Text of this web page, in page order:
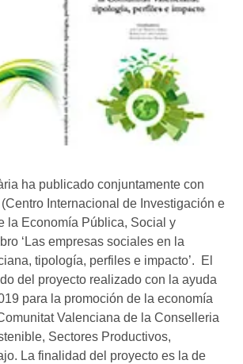
ha publicado conjuntamente con
Internacional de Investigación e
la Economía Pública, Social y
‘Las empresas sociales en la
tipología, perfiles e impacto’. El
del proyecto realizado con la ayuda
para la promoción de la economía
Valenciana de la Conselleria
Sectores Productivos,
La finalidad del proyecto es la de